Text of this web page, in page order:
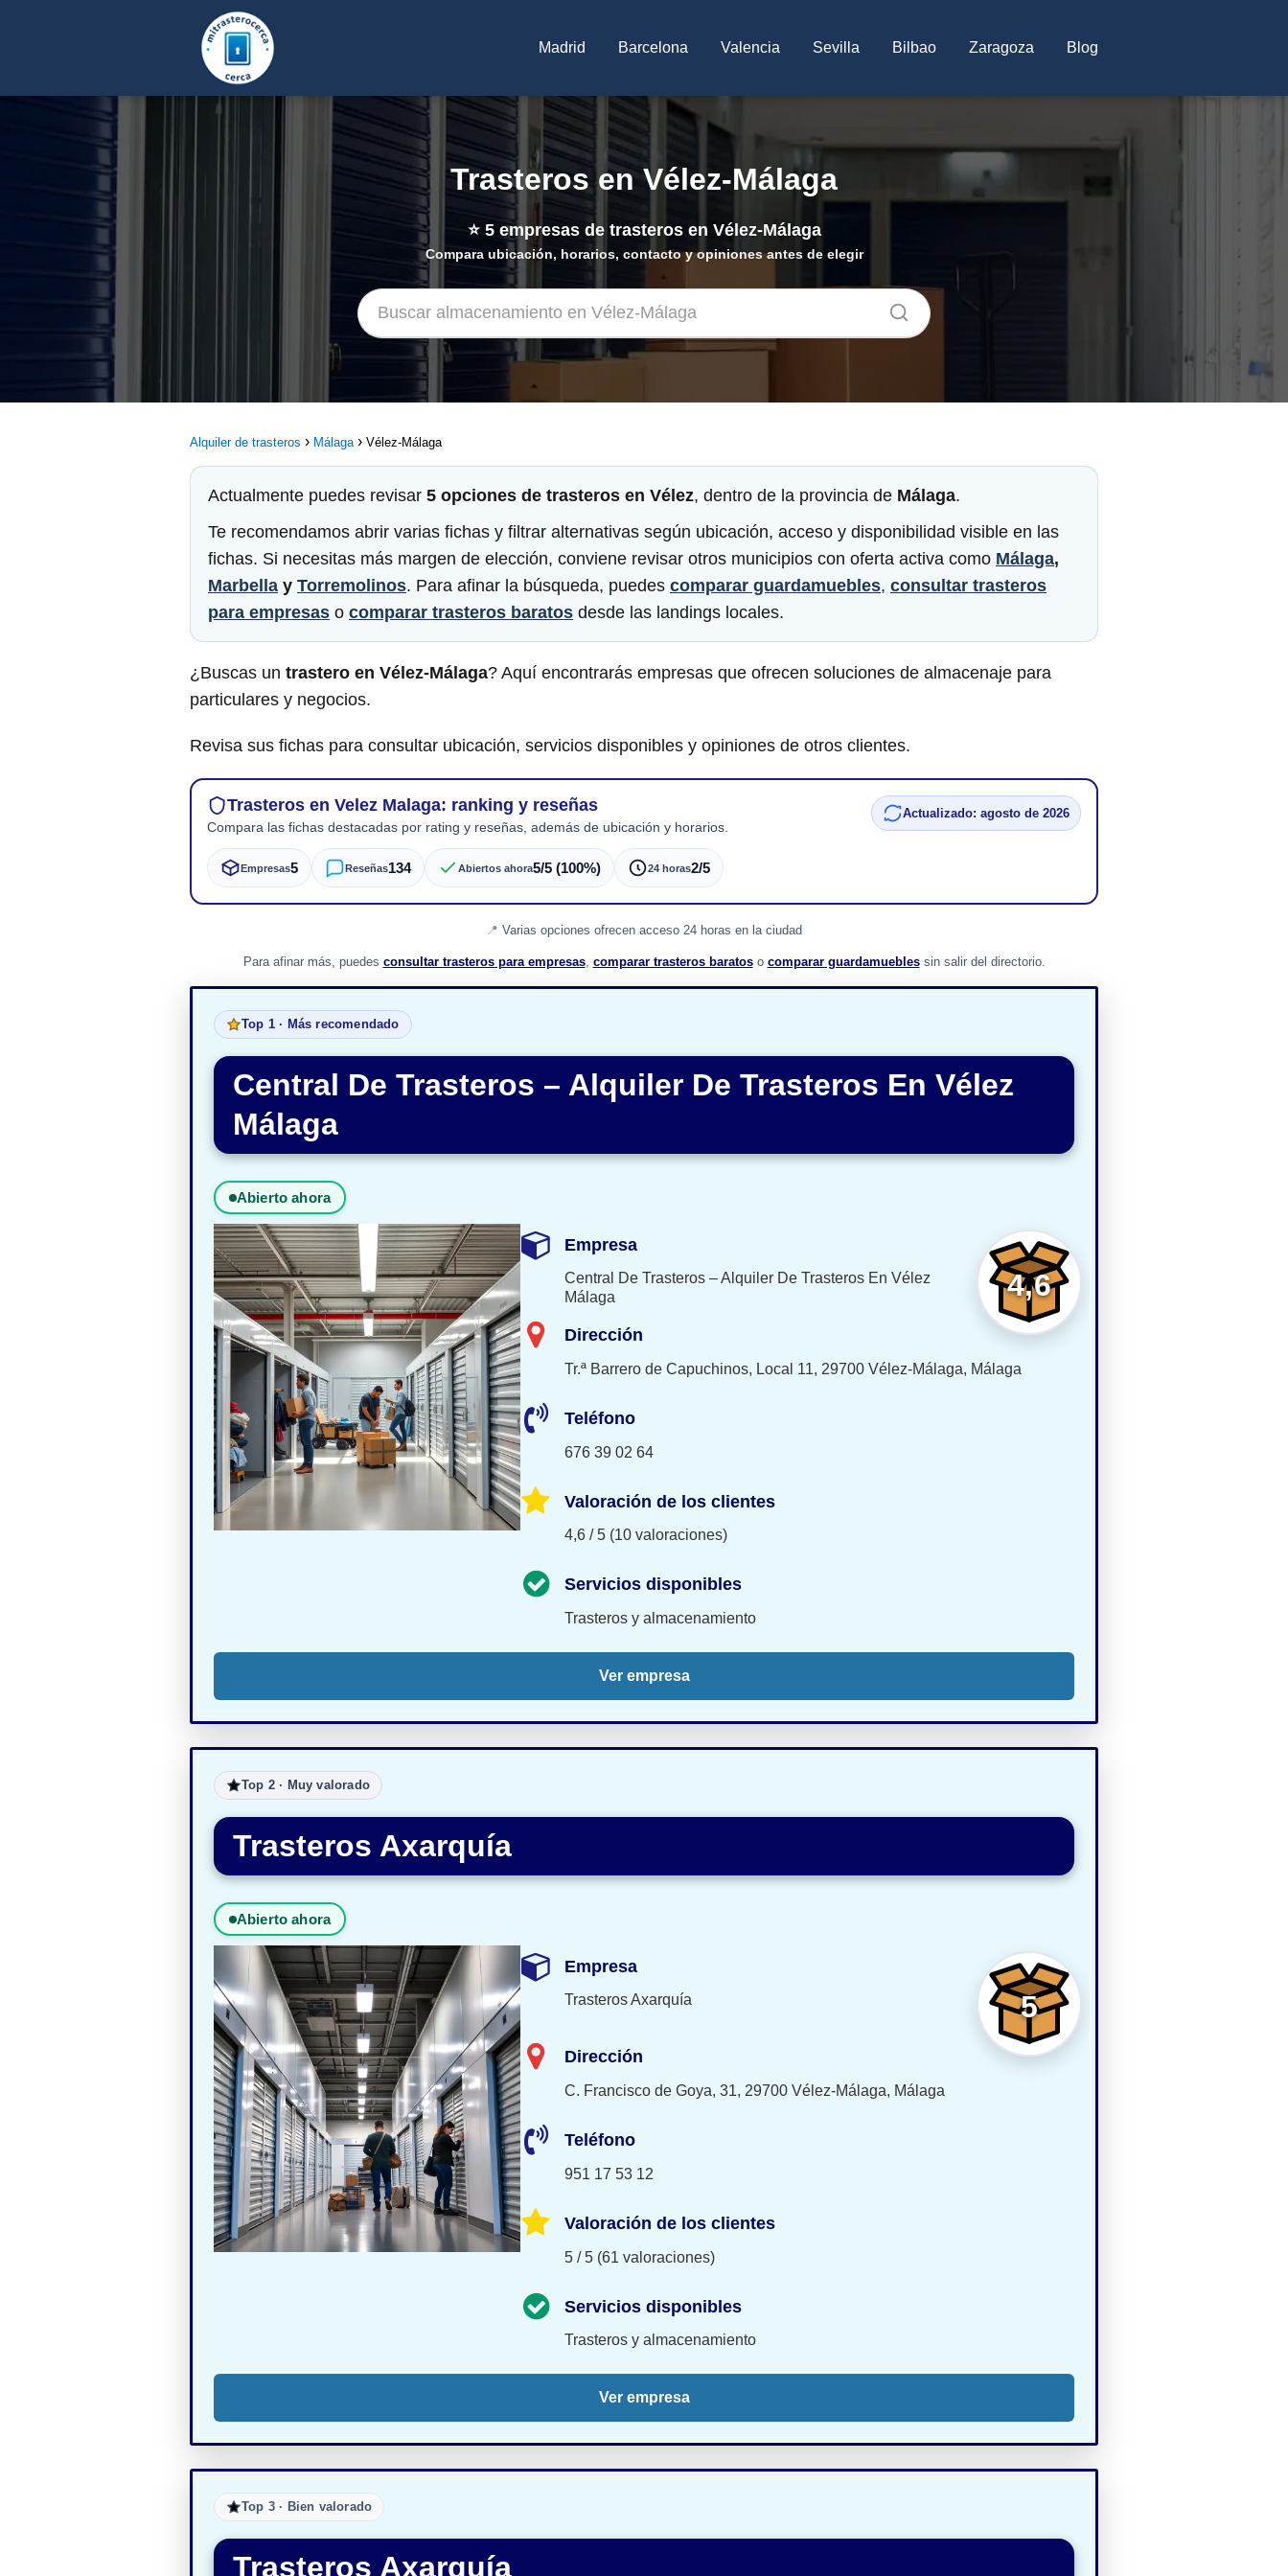
Madrid Barcelona Valencia Sevilla Bilbao Zaragoza Blog
Trasteros en Vélez-Málaga
⭐ 5empresas de trasteros en Vélez-Málaga
Compara ubicación, horarios, contacto y opiniones antes de elegir
Alquiler de trasteros Málaga Vélez-Málaga
Actualmente puedes revisar 5 opciones de trasteros en Vélez, dentro de la provincia de Málaga.
Te recomendamos abrir varias fichas y filtrar alternativas según ubicación, acceso y disponibilidad visible en las
fichas. Si necesitas más margen de elección, conviene revisar otros municipios con oferta activa como Málaga,
Marbella y Torremolinos. Para afinar la búsqueda, puedes comparar guardamuebles, consultar trasteros
para empresas o comparar trasteros baratos desde las landings locales.
¿Buscas un trastero en Vélez-Málaga? Aquí encontrarás empresas que ofrecen soluciones de almacenaje para
particulares y negocios.
Revisa sus fichas para consultar ubicación, servicios disponibles y opiniones de otros clientes.
Trasteros en Velez Malaga: ranking y reseñas
Compara las fichas destacadas por rating y reseñas, además de ubicación y horarios.
Actualizado: agosto de 2026
Empresas5 Reseñas134 Abiertos ahora5/5 (100%) 24 horas2/5
Varias opciones ofrecen acceso 24 horas en la ciudad
Para afinar más, puedes consultar trasteros para empresas, comparar trasteros baratoso comparar guardamueblessin salir del directorio.
Top 1 · Más recomendado
Central De Trasteros – Alquiler De Trasteros En Vélez
Málaga
Abierto ahora
4,6
Empresa
Central De Trasteros – Alquiler De Trasteros En Vélez
Málaga
Dirección
Tr.ª Barrero de Capuchinos, Local 11, 29700 Vélez-Málaga, Málaga
Teléfono
676 39 02 64
Valoración de los clientes
4,6 / 5 (10 valoraciones)
Servicios disponibles
Trasteros y almacenamiento
Ver empresa
Top 2 · Muy valorado
Trasteros Axarquía
Abierto ahora
5
Empresa
Trasteros Axarquía
Dirección
C. Francisco de Goya, 31, 29700 Vélez-Málaga, Málaga
Teléfono
951 17 53 12
Valoración de los clientes
5 / 5 (61 valoraciones)
Servicios disponibles
Trasteros y almacenamiento
Ver empresa
Top 3 · Bien valorado
Trasteros Axarquía